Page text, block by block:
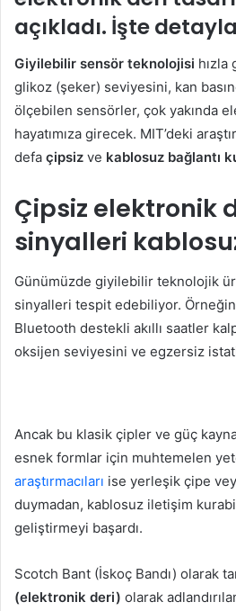
açıkladı. İşte
Giyilebilir sensör teknolojisi hızla
glikoz (şeker) seviyesini, kan
ölçebilen sensörler, çok yakında
hayatımıza girecek. MIT’deki
defa çipsiz ve kablosuz bağlantı
Çipsiz elektronik
sinyalleri
Günümüzde giyilebilir teknolojik
sinyalleri tespit edebiliyor.
Bluetooth destekli akıllı saatler kalp
oksijen seviyesini ve egzersiz
Ancak bu klasik çipler ve güç
esnek formlar için muhtemelen
araştırmacıları ise yerleşik çipe
duymadan, kablosuz iletişim
geliştirmeyi başardı.
Scotch Bant (İskoç Bandı) olarak
(elektronik deri) olarak